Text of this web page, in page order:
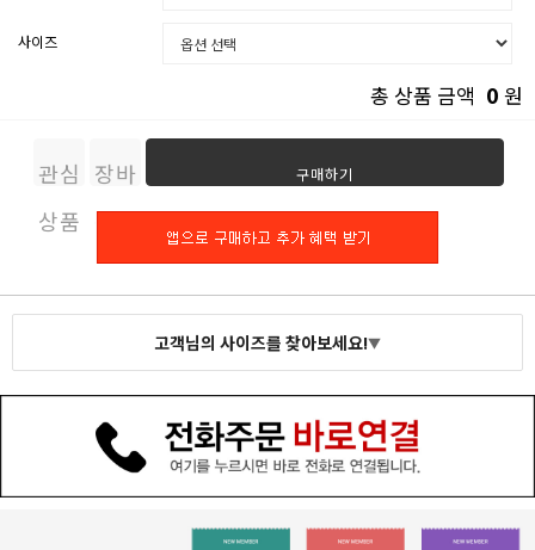
사이즈
총 상품 금액 0 원
관심
상품
장바
구니
구매하기
고객님의 사이즈를 찾아보세요!▼